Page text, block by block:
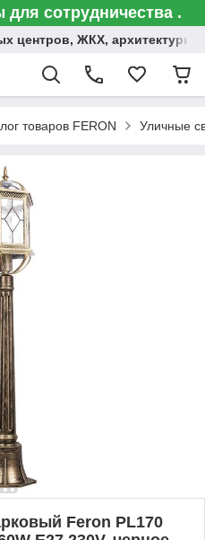
сотрудничества .
центров, ЖКХ,
товаров FERON Уличные
Feron PL170